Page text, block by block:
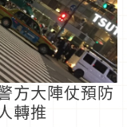
方大陣仗預防
轉推